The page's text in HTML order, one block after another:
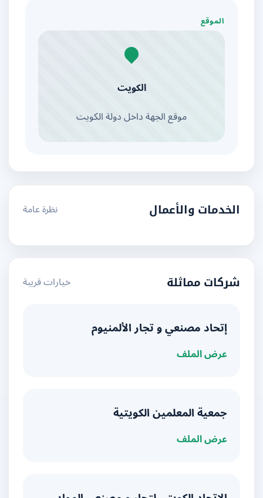
الموقع
الكويت
موقع الجهة داخل دولة الكويت
الخدمات والأعمال نظرة عامة
شركات مماثلة خيارات قريبة
إتحاد مصنعي و تجار الألمنيوم
عرض الملف
جمعية المعلمين الكويتية
عرض الملف